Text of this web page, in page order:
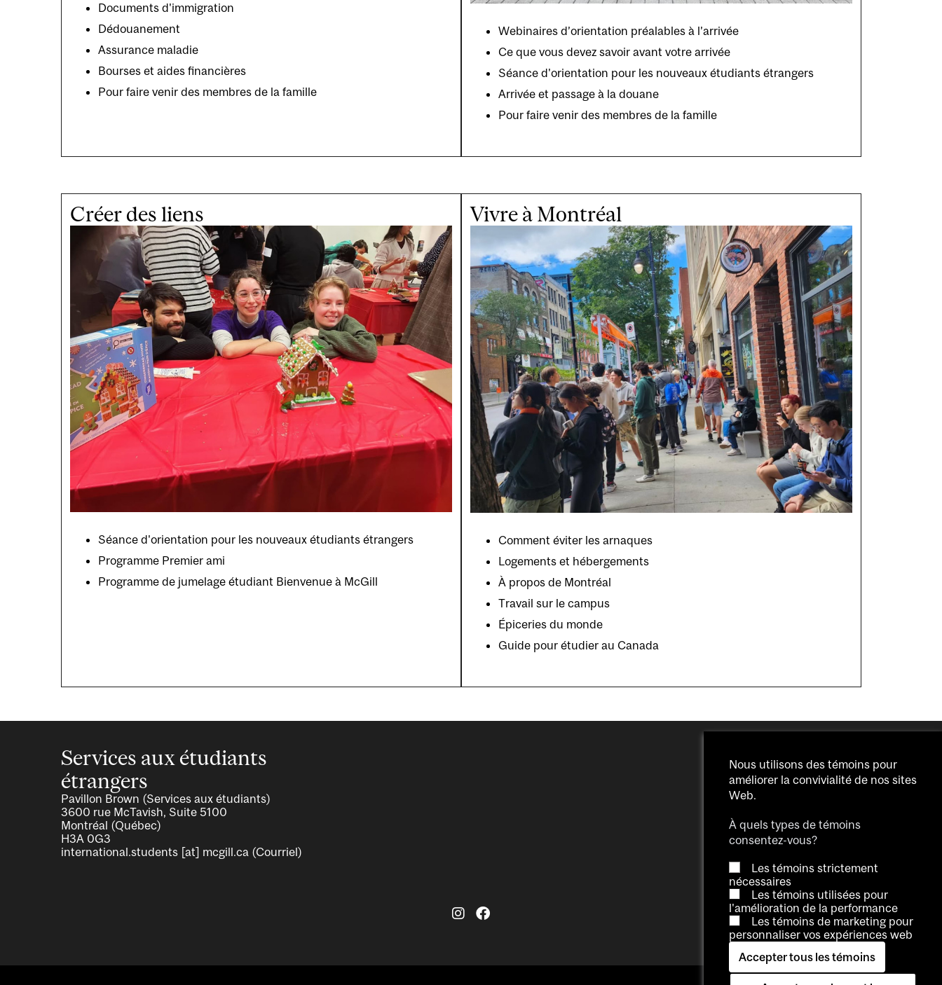
Documents d'immigration
Dédouanement
Assurance maladie
Bourses et aides financières
Pour faire venir des membres de la famille
Webinaires d’orientation préalables à l’arrivée
Ce que vous devez savoir avant votre arrivée
Séance d'orientation pour les nouveaux étudiants étrangers
Arrivée et passage à la douane
Pour faire venir des membres de la famille
Créer des liens
Séance d'orientation pour les nouveaux étudiants étrangers
Programme Premier ami
Programme de jumelage étudiant Bienvenue à McGill
Vivre à Montréal
Comment éviter les arnaques
Logements et hébergements
À propos de Montréal
Travail sur le campus
Épiceries du monde
Guide pour étudier au Canada
Services aux étudiants
étrangers
Pavillon Brown (Services aux étudiants)
3600 rue McTavish, Suite 5100
Montréal (Québec)
H3A 0G3
international.students [at] mcgill.ca (Courriel)
Nous utilisons des témoins pour
améliorer la convivialité de nos sites
Web.
À quels types de témoins
consentez-vous?
Les témoins strictement
nécessaires
Les témoins utilisées pour
l'amélioration de la performance
Les témoins de marketing pour
personnaliser vos expériences web
Accepter tous les témoins